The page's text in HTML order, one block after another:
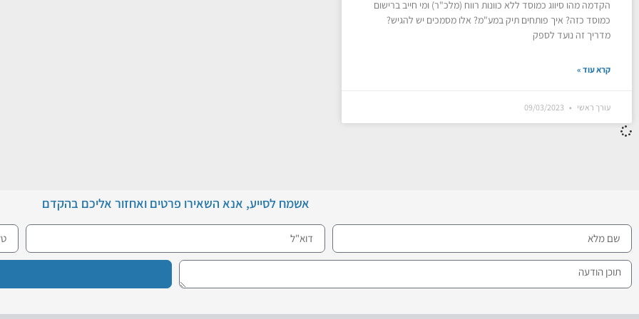
איך לפתוח קליניקה פרטית - מדריך להקמה, עלויות וייעוץ עסקי
מרופא מומחה ליזם רפואי: המדריך המלא להקמת קליניקה פרטית המעבר מרופא מומחה או איש צוות רפואי בכיר לבעלים של מוסד רפואי עצמאי
הקדמה מהו סיווג כמוסד ללא כוונות רווח (מלכ"ר) ומי חייב ברישום
כמוסד כזה? איך פותחים תיק במע"מ? אלו מסמכים יש להגיש?
מדריך זה נועד לספק
קרא עוד »
עורך ראשי
אשמח לסייע, אנא השאירו פרטים ואחזור אליכם בהקדם